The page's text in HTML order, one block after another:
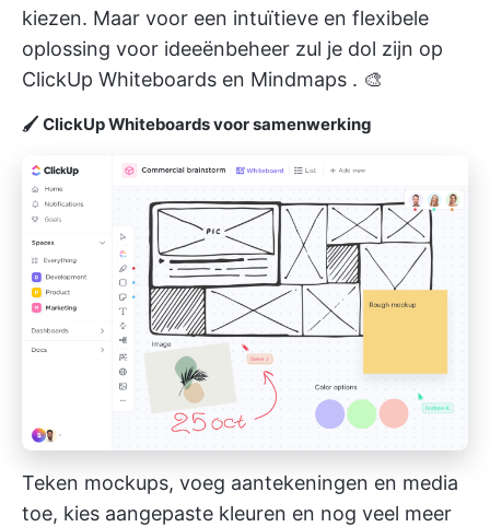
kiezen. Maar voor een intuïtieve en flexibele
oplossing voor ideeënbeheer zul je dol zijn op
ClickUp Whiteboards en Mindmaps . 🎨
🖌 ClickUp Whiteboards voor samenwerking
Teken mockups, voeg aantekeningen en media
toe, kies aangepaste kleuren en nog veel meer